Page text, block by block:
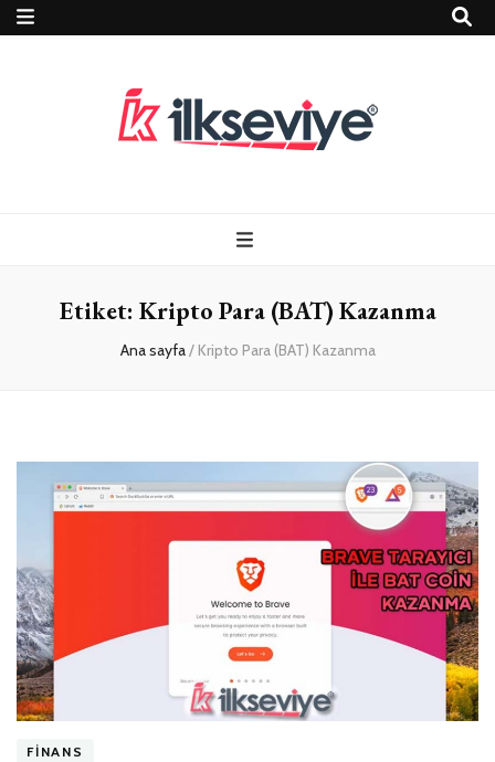
ve Travel – Tur
Rehberi
Etiket: Kripto Para (BAT) Kazanma
Ana sayfa/ Kripto Para (BAT) Kazanma
FINANS